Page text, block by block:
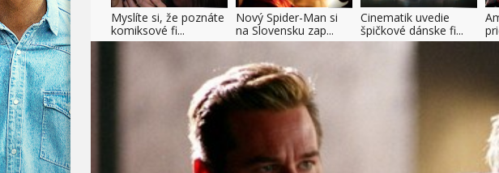
Myslíte si, že poznáte
komiksové fi...
Nový Spider-Man si
na Slovensku zap...
Cinematik uvedie
špičkové dánske fi...